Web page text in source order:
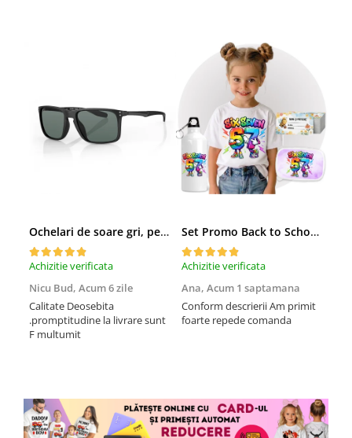
Ochelari de soare gri, pentru barbati, Daniel Klein Sunglasses, DK3250-2
Achizitie verificata
Nicu Bud, Acum 6 zile
Calitate Deosebita
.promptitudine la livrare sunt
F multumit
Set Promo Back to School Six Seven 67 – Tricou + Cutie + Bidon Personalizat pentru copilul tău
Achizitie verificata
Ana, Acum 1 saptamana
Conform descrierii Am primit
foarte repede comanda